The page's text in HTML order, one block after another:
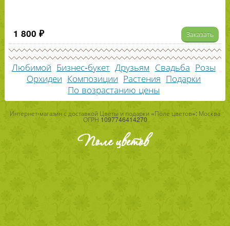
1 800 ₽ Заказать
Любимой Бизнес-букет Друзьям Свадьба Розы
Орхидеи Композиции Растения Подарки
По возрастанию цены
Интернет-магазин с доставкой Цветы и подарки «Поле цветов»: Москва
ОГРН 1097746414270